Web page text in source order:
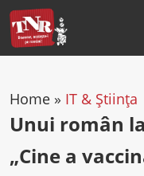
Home » IT & Știința
Unui român
„Cine a